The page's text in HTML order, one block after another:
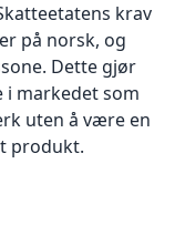
krav
på norsk, og
Dette gjør
i markedet som
uten å være en
produkt.